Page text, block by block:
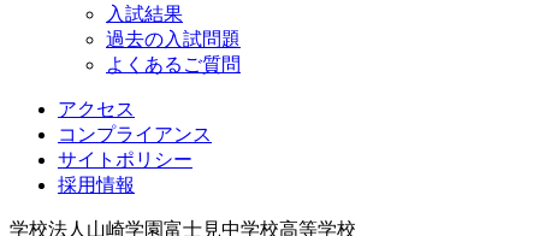
入試結果
過去の入試問題
よくあるご質問
アクセス
コンプライアンス
サイトポリシー
採用情報
学校法人山崎学園富士見中学校高等学校